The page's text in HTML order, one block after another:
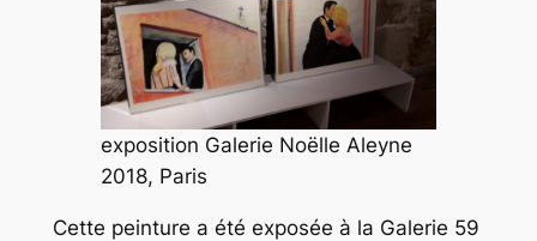
exposition Galerie Noëlle Aleyne
2018, Paris
Cette peinture a été exposée à la Galerie 59